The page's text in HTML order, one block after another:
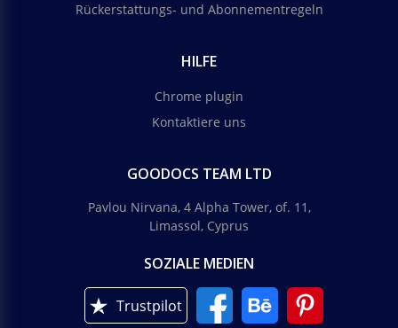
Rückerstattungs- und Abonnementregeln
HILFE
Chrome plugin
Kontaktiere uns
GOODOCS TEAM LTD
Pavlou Nirvana, 4 Alpha Tower, of. 11,
Limassol, Cyprus
SOZIALE MEDIEN
Trustpilot